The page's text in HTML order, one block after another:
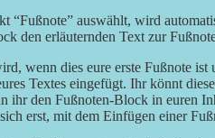
“Fußnote” auswählt, wird
den erläuternden Text zur
wenn dies eure erste Fußnote
Textes eingefügt. Ihr könnt
ihr den Fußnoten-Block in euren
erst, mit dem Einfügen einer